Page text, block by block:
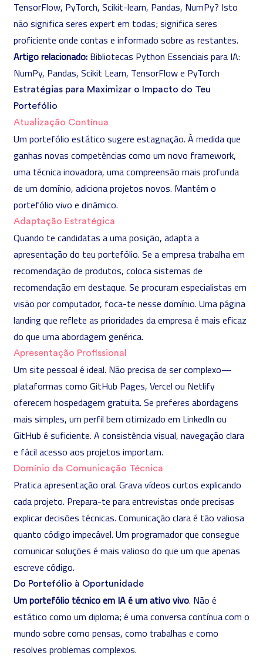
TensorFlow, PyTorch, Scikit-learn, Pandas, NumPy? Isto
não significa seres expert em todas; significa seres
proficiente onde contas e informado sobre as restantes.
Artigo relacionado: Bibliotecas Python Essenciais para IA:
NumPy, Pandas, Scikit Learn, TensorFlow e PyTorch
Estratégias para Maximizar o Impacto do Teu
Portefólio
Atualização Contínua
Um portefólio estático sugere estagnação. À medida que
ganhas novas competências como um novo framework,
uma técnica inovadora, uma compreensão mais profunda
de um domínio, adiciona projetos novos. Mantém o
portefólio vivo e dinâmico.
Adaptação Estratégica
Quando te candidatas a uma posição, adapta a
apresentação do teu portefólio. Se a empresa trabalha em
recomendação de produtos, coloca sistemas de
recomendação em destaque. Se procuram especialistas em
visão por computador, foca-te nesse domínio. Uma página
landing que reflete as prioridades da empresa é mais eficaz
do que uma abordagem genérica.
Apresentação Profissional
Um site pessoal é ideal. Não precisa de ser complexo—
plataformas como GitHub Pages, Vercel ou Netlify
oferecem hospedagem gratuita. Se preferes abordagens
mais simples, um perfil bem otimizado em LinkedIn ou
GitHub é suficiente. A consistência visual, navegação clara
e fácil acesso aos projetos importam.
Domínio da Comunicação Técnica
Pratica apresentação oral. Grava vídeos curtos explicando
cada projeto. Prepara-te para entrevistas onde precisas
explicar decisões técnicas. Comunicação clara é tão valiosa
quanto código impecável. Um programador que consegue
comunicar soluções é mais valioso do que um que apenas
escreve código.
Do Portefólio à Oportunidade
Um portefólio técnico em IA é um ativo vivo. Não é
estático como um diploma; é uma conversa contínua com o
mundo sobre como pensas, como trabalhas e como
resolves problemas complexos.